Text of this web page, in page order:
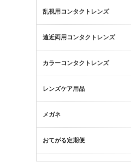
乱視用コンタクトレンズ
遠近両用コンタクトレンズ
カラーコンタクトレンズ
レンズケア用品
メガネ
おてがる定期便